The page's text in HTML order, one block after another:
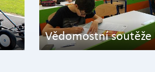
Vědomostní soutěže